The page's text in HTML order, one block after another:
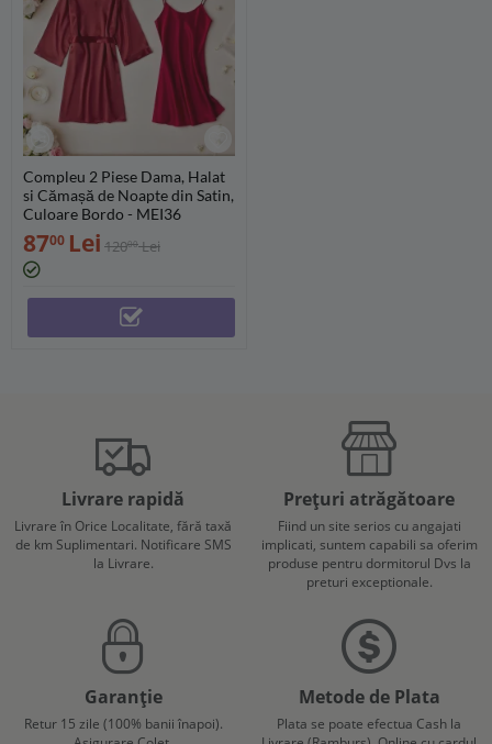
Compleu 2 Piese Dama, Halat
si Cămașă de Noapte din Satin,
Culoare Bordo - MEI36
8700 Lei 12000 Lei
Livrare rapidă
Livrare în Orice Localitate, fără taxă
de km Suplimentari. Notificare SMS
la Livrare.
Prețuri atrăgătoare
Fiind un site serios cu angajati
implicati, suntem capabili sa oferim
produse pentru dormitorul Dvs la
preturi exceptionale.
Garanție
Retur 15 zile (100% banii înapoi).
Metode de Plata
Plata se poate efectua Cash la